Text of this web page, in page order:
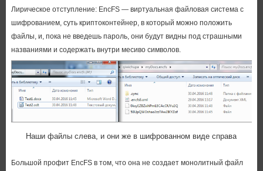
Лирическое отступление: EncFS — виртуальная файловая система с
шифрованием, суть криптоконтейнер, в который можно положить
файлы, и, пока не введешь пароль, они будут видны под страшными
названиями и содержать внутри месиво символов.
Наши файлы слева, и они же в шифрованном виде справа
Большой профит EncFS в том, что она не создает монолитный файл